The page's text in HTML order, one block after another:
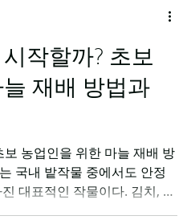
대학생알바 직장인부업
작할까? 초보
재배 방법과
농업인을 위한 마늘 재배 방
국내 밭작물 중에서도 안정
대표적인 작물이다. 김치, 찌